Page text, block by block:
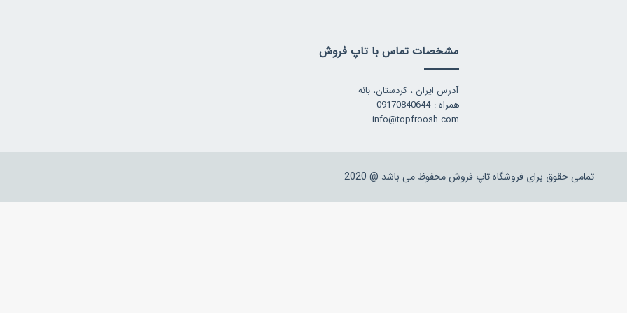
مشخصات تماس با تاپ فروش
آدرس ایران ، کردستان، بانه
همراه : 09170840644
info@topfroosh.com
تمامی حقوق برای فروشگاه تاپ فروش محفوظ می باشد @ 2020